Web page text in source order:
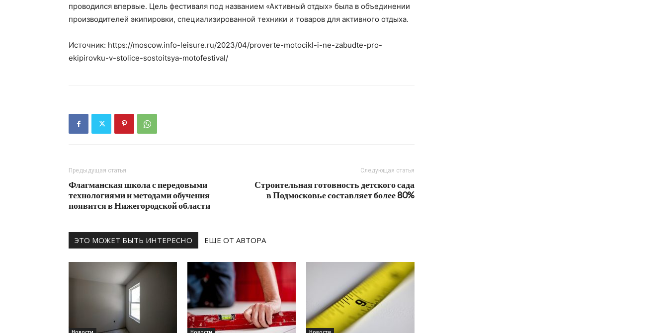
проводился впервые. Цель фестиваля под названием «Активный отдых» была в объединении
производителей экипировки, специализированной техники и товаров для активного отдыха.
Источник: https://moscow.info-leisure.ru/2023/04/proverte-motocikl-i-ne-zabudte-pro-
ekipirovku-v-stolice-sostoitsya-motofestival/
Предыдущая статья
Флагманская школа с передовыми
технологиями и методами обучения
появится в Нижегородской области
Следующая статья
Строительная готовность детского сада
в Подмосковье составляет более 80%
ЭТО МОЖЕТ БЫТЬ ИНТЕРЕСНО ЕЩЕ ОТ АВТОРА